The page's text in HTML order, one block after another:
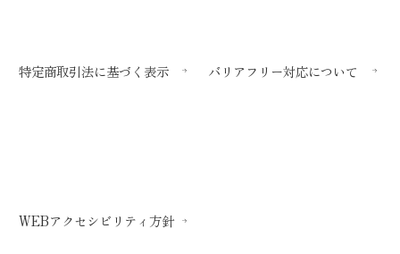
特定商取引法に基づく表示 バリアフリー対応について
WEBアクセシビリティ方針